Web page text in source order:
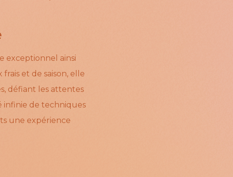
exceptionnel ainsi
et de saison, elle
défiant les attentes
infinie de techniques
une expérience